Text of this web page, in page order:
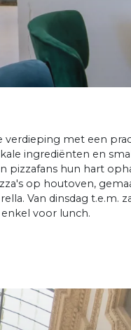
verdieping met een
ingrediënten en
pizzafans hun hart
op houtoven,
Van dinsdag t.e.m.
voor lunch.